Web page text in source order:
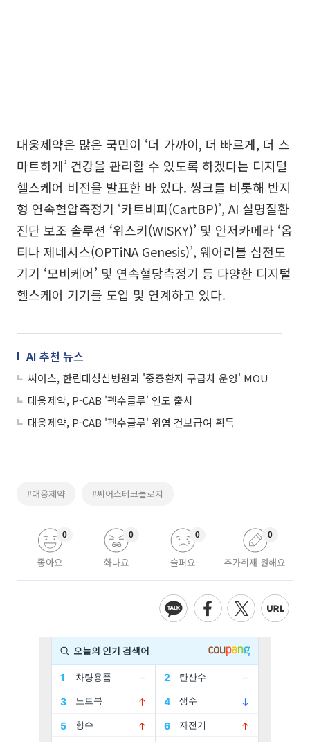
대웅제약은 많은 국민이 ‘더 가까이, 더 빠르게, 더 스
마트하게’ 건강을 관리할 수 있도록 하겠다는 디지털
헬스케어 비전을 발표한 바 있다. 씽크를 비롯해 반지
형 연속혈압측정기 ‘카트비피(CartBP)’, AI 실명질환
진단 보조 솔루션 ‘위스키(WISKY)’ 및 안저카메라 ‘옵
티나 제네시스(OPTiNA Genesis)’, 웨어러블 심전도
기기 ‘모비케어’ 및 연속혈당측정기 등 다양한 디지털
헬스케어 기기를 도입 및 연계하고 있다.
AI 추천 뉴스
씨어스, 한림대성심병원과 '중증환자 구급차 운영' MOU
대웅제약, P-CAB '펙수클루' 인도 출시
대웅제약, P-CAB '펙수클루' 위염 건보급여 획득
#대웅제약 #씨어스테크놀로지
좋아요
0
화나요
0
슬퍼요
0
추가취재 원해요
0